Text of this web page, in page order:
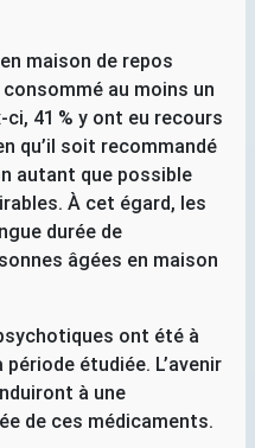
maison de repos
au moins un
41 % y ont eu recours
qu’il soit recommandé
autant que possible
À cet égard, les
durée de
âgées en maison
ont été à
étudiée. L’avenir
à une
de ces médicaments.